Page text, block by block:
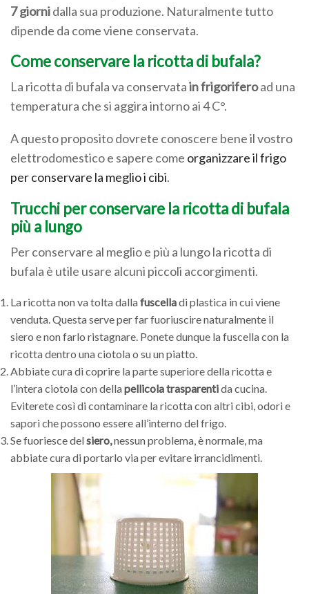
7 giornidalla sua produzione. Naturalmente tutto
dipende da come viene conservata.
Come conservare la ricotta di bufala?
La ricotta di bufala va conservatain frigoriferoad una
temperatura che si aggira intorno ai 4 C°.
A questo proposito dovrete conoscere bene il vostro
elettrodomestico e sapere come organizzare il frigo
per conservare la meglio i cibi.
Trucchi per conservare la ricotta di bufala
più a lungo
Per conservare al meglio e più a lungo la ricotta di
bufala è utile usare alcuni piccoli accorgimenti.
La ricotta non va tolta dallafuscelladi plastica in cui viene
venduta. Questa serve per far fuoriuscire naturalmente il
siero e non farlo ristagnare. Ponete dunque la fuscella con la
ricotta dentro una ciotola o su un piatto.
Abbiate cura di coprire la parte superiore della ricotta e
l’intera ciotola con dellapellicola trasparentida cucina.
Eviterete così di contaminare la ricotta con altri cibi, odori e
sapori che possono essere all’interno del frigo.
Se fuoriesce delsiero,nessun problema, è normale, ma
abbiate cura di portarlo via per evitare irrancidimenti.